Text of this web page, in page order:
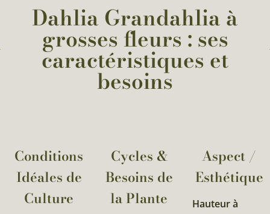
Dahlia Grandahlia à
grosses fleurs : ses
caractéristiques et
besoins
Conditions
Idéales de
Culture
Cycles &
Besoins de
la Plante​
Aspect /
Esthétique
Hauteur à